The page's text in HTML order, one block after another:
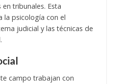
tribunales. Esta
la psicología con el
judicial y las técnicas de
campo trabajan con